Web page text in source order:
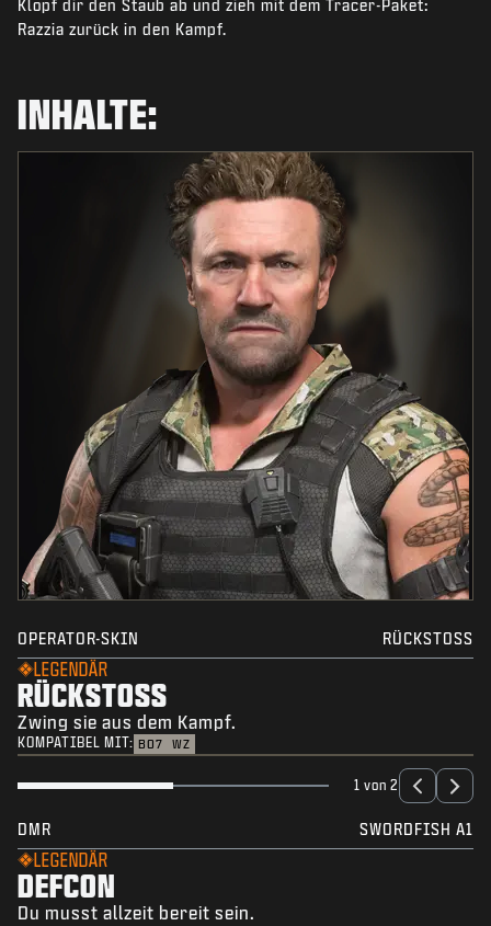
NEWS
JETZT REGISTRIEREN
Klopf dir den Staub ab und zieh mit dem Tracer-Paket:
Razzia zurück in den Kampf.
INHALTE:
OPERATOR-SKIN RÜCKSTOSS
LEGENDÄR
RÜCKSTOSS
Zwing sie aus dem Kampf.
KOMPATIBEL MIT: BO7 WZ
1 von 2
DMR SWORDFISH A1
LEGENDÄR
DEFCON
Du musst allzeit bereit sein.